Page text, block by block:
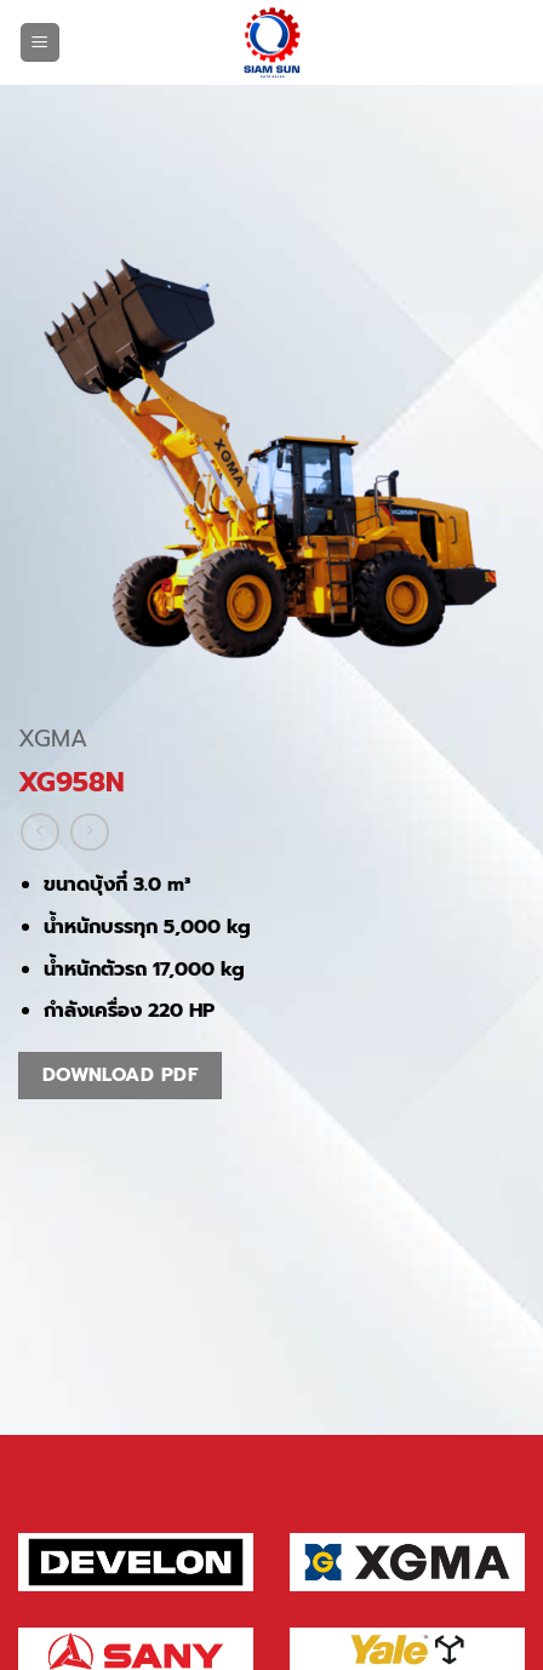
XGMA
XG958N
ขนาดบุ้งกี๋ 3.0 m³
น้ำหนักบรรทุก 5,000 kg
น้ำหนักตัวรถ 17,000 kg
กำลังเครื่อง 220 HP
DOWNLOAD PDF